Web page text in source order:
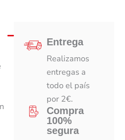
Entrega
Realizamos
entregas a
todo el país
por 2€.
Compra
100%
segura